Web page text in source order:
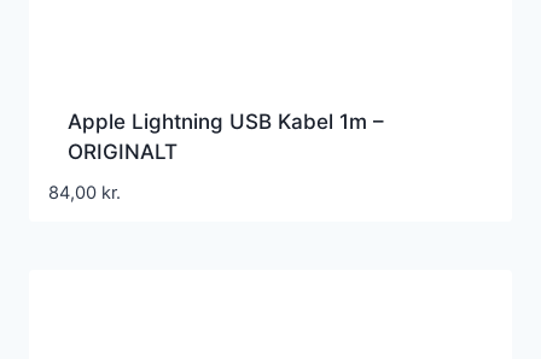
Apple Lightning USB Kabel 1m –
ORIGINALT
84,00 kr.